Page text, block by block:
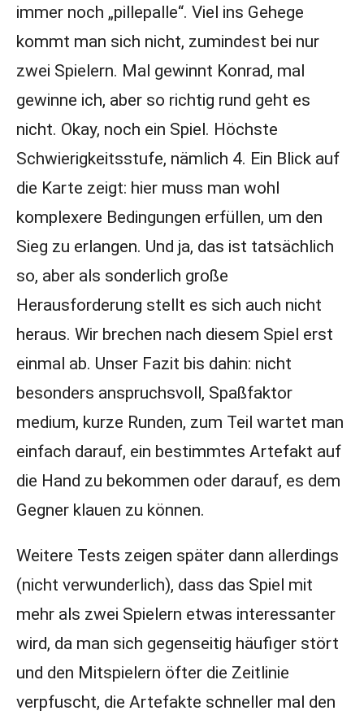
immer noch „pillepalle“. Viel ins Gehege
kommt man sich nicht, zumindest bei nur
zwei Spielern. Mal gewinnt Konrad, mal
gewinne ich, aber so richtig rund geht es
nicht. Okay, noch ein Spiel. Höchste
Schwierigkeitsstufe, nämlich 4. Ein Blick auf
die Karte zeigt: hier muss man wohl
komplexere Bedingungen erfüllen, um den
Sieg zu erlangen. Und ja, das ist tatsächlich
so, aber als sonderlich große
Herausforderung stellt es sich auch nicht
heraus. Wir brechen nach diesem Spiel erst
einmal ab. Unser Fazit bis dahin: nicht
besonders anspruchsvoll, Spaßfaktor
medium, kurze Runden, zum Teil wartet man
einfach darauf, ein bestimmtes Artefakt auf
die Hand zu bekommen oder darauf, es dem
Gegner klauen zu können.
Weitere Tests zeigen später dann allerdings
(nicht verwunderlich), dass das Spiel mit
mehr als zwei Spielern etwas interessanter
wird, da man sich gegenseitig häufiger stört
und den Mitspielern öfter die Zeitlinie
verpfuscht, die Artefakte schneller mal den